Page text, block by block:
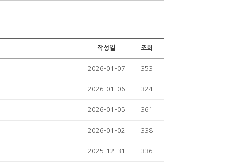
작성일 조회
2026-01-07 353
2026-01-06 324
2026-01-05 361
2026-01-02 338
2025-12-31 336